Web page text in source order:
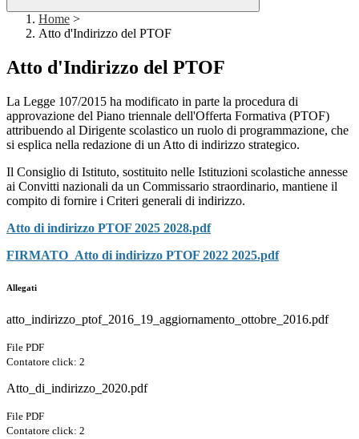
Home >
Atto d'Indirizzo del PTOF
Atto d'Indirizzo del PTOF
La Legge 107/2015 ha modificato in parte la procedura di
approvazione del Piano triennale dell'Offerta Formativa (PTOF)
attribuendo al Dirigente scolastico un ruolo di programmazione, che
si esplica nella redazione di un Atto di indirizzo strategico.
Il Consiglio di Istituto, sostituito nelle Istituzioni scolastiche annesse
ai Convitti nazionali da un Commissario straordinario, mantiene il
compito di fornire i Criteri generali di indirizzo.
Atto di indirizzo PTOF 2025 2028.pdf
FIRMATO_Atto di indirizzo PTOF 2022 2025.pdf
Allegati
atto_indirizzo_ptof_2016_19_aggiornamento_ottobre_2016.pdf
File PDF
Contatore click: 2
Atto_di_indirizzo_2020.pdf
File PDF
Contatore click: 2